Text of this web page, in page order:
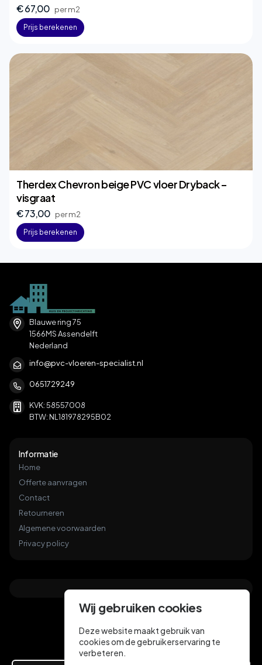
€ 67,00 per m2
Prijs berekenen
Therdex Chevron beige PVC vloer Dryback –
visgraat
€ 73,00 per m2
Prijs berekenen
Blauwe ring 75
1566MS Assendelft
Nederland
info@pvc-vloeren-specialist.nl
0651729249
KVK: 58557008
BTW: NL181978295B02
Informatie
Home
Offerte aanvragen
Contact
Retourneren
Algemene voorwaarden
Privacy policy
Wij gebruiken cookies
Deze website maakt gebruik van
cookies om de gebruikerservaring te
verbeteren.